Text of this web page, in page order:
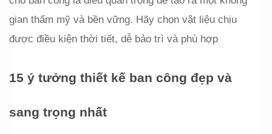
gian thẩm mỹ và bền vững. Hãy chọn vật liệu chịu
được điều kiện thời tiết, dễ bảo trì và phù hợp
15 ý tưởng thiết kế ban công đẹp và
sang trọng nhất